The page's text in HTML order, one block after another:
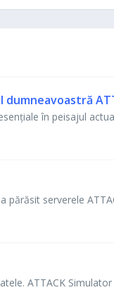
dumneavoastră
în peisajul
serverele
ATTACK